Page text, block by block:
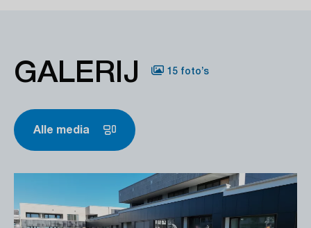
GALERIJ 15 foto’s
Alle media